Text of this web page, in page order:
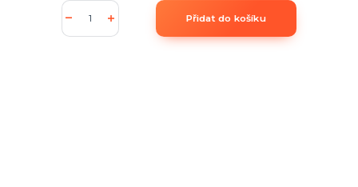
Přidat do košíku